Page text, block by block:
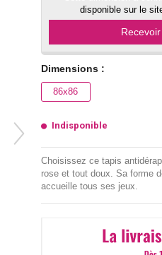
disponible sur le
Dimensions :
86x86
Indisponible
Choisissez ce tapis
rose et tout doux. Sa forme
accueille tous ses jeux.